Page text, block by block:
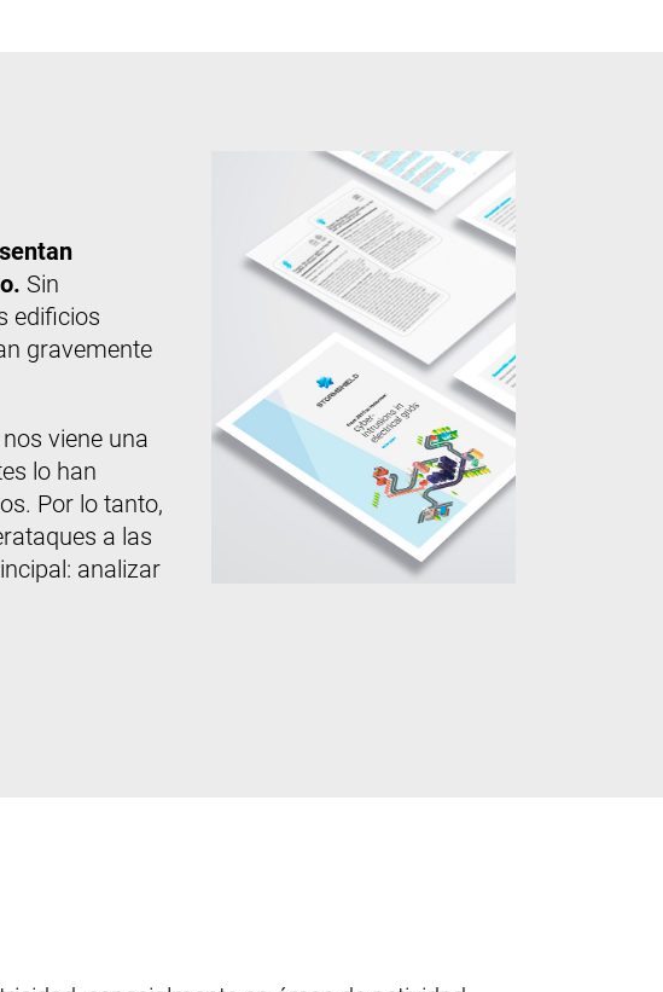
Sin
edificios
gravemente
viene una
lo han
Por lo tanto,
a las
analizar